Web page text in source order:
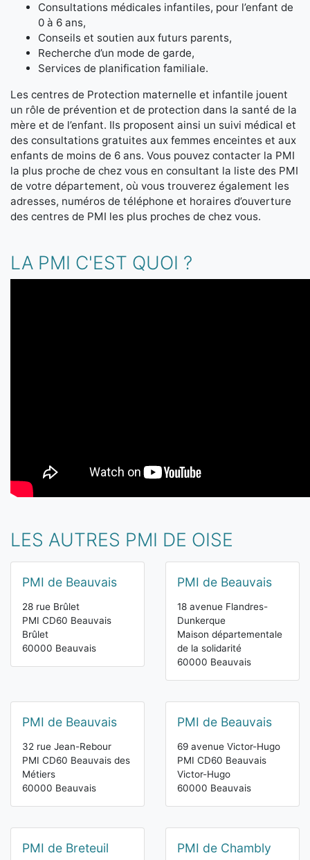
Consultations médicales infantiles, pour l’enfant de
0 à 6 ans,
Conseils et soutien aux futurs parents,
Recherche d’un mode de garde,
Services de planification familiale.
Les centres de Protection maternelle et infantile jouent
un rôle de prévention et de protection dans la santé de la
mère et de l’enfant. Ils proposent ainsi un suivi médical et
des consultations gratuites aux femmes enceintes et aux
enfants de moins de 6 ans. Vous pouvez contacter la PMI
la plus proche de chez vous en consultant la liste des PMI
de votre département, où vous trouverez également les
adresses, numéros de téléphone et horaires d’ouverture
des centres de PMI les plus proches de chez vous.
LA PMI C'EST QUOI ?
LES AUTRES PMI DE OISE
PMI de Beauvais
28 rue Brûlet
PMI CD60 Beauvais
Brûlet
60000 Beauvais
PMI de Beauvais
18 avenue Flandres-
Dunkerque
Maison départementale
de la solidarité
60000 Beauvais
PMI de Beauvais
32 rue Jean-Rebour
PMI CD60 Beauvais des
Métiers
60000 Beauvais
PMI de Beauvais
69 avenue Victor-Hugo
PMI CD60 Beauvais
Victor-Hugo
60000 Beauvais
PMI de Breteuil PMI de Chambly